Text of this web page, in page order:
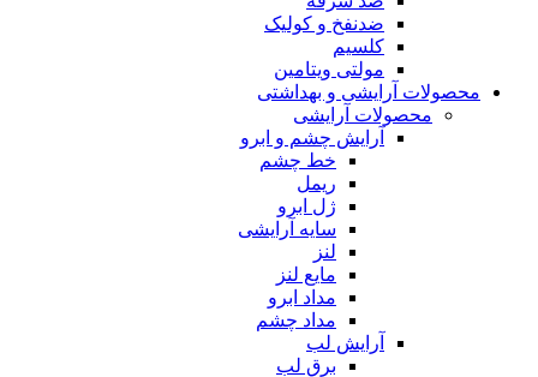
ضدنفخ و کولیک
کلسیم
مولتی ویتامین
محصولات آرایشی و بهداشتی
محصولات آرایشی
آرایش چشم و ابرو
خط چشم
ریمل
ژل ابرو
سایه آرایشی
لنز
مایع لنز
مداد ابرو
مداد چشم
آرایش لب
برق لب